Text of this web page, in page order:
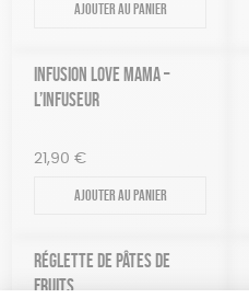
Ajouter au panier
INFUSION LOVE MAMA –
L’INFUSEUR
21,90 €
Ajouter au panier
RÉGLETTE DE PÂTES DE
FRUITS